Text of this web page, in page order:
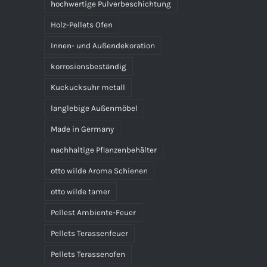
hochwertige Pulverbeschichtung
Holz-Pellets Ofen
Innen- und Außendekoration
korrosionsbeständig
Kuckucksuhr metall
langlebige Außenmöbel
Made in Germany
nachhaltige Pflanzenbehälter
otto wilde Aroma Schienen
otto wilde tamer
Pellest Ambiente-Feuer
Pellets Terassenfeuer
Pellets Terassenofen